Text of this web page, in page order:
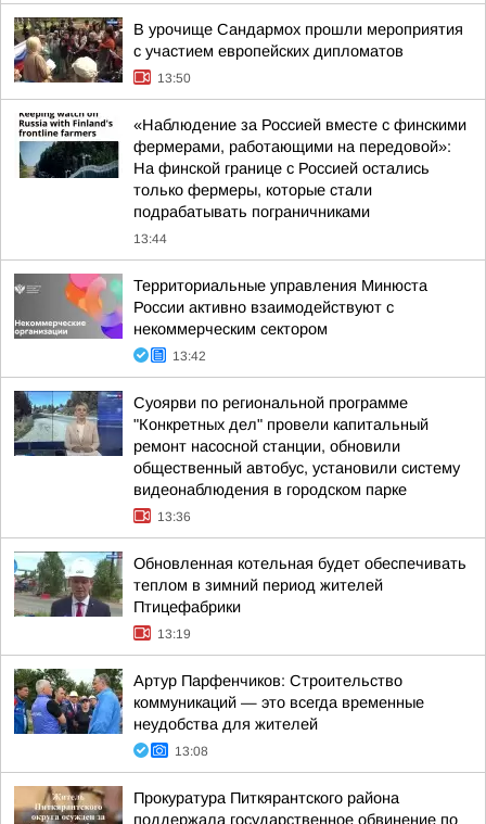
В урочище Сандармох прошли мероприятия
с участием европейских дипломатов
13:50
«Наблюдение за Россией вместе с финскими
фермерами, работающими на передовой»:
На финской границе с Россией остались
только фермеры, которые стали
подрабатывать пограничниками
13:44
Территориальные управления Минюста
России активно взаимодействуют с
некоммерческим сектором
13:42
Суоярви по региональной программе
"Конкретных дел" провели капитальный
ремонт насосной станции, обновили
общественный автобус, установили систему
видеонаблюдения в городском парке
13:36
Обновленная котельная будет обеспечивать
теплом в зимний период жителей
Птицефабрики
13:19
Артур Парфенчиков: Строительство
коммуникаций — это всегда временные
неудобства для жителей
13:08
Прокуратура Питкярантского района
поддержала государственное обвинение по